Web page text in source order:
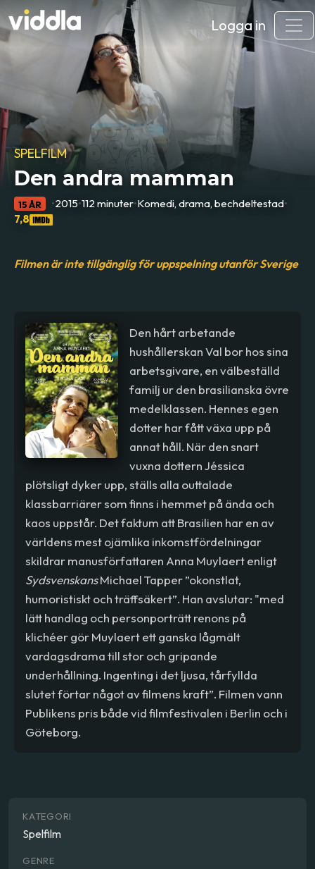
Logga in
SPELFILM
Den andra mamman
15 ÅR •2015•112 minuter•Komedi, drama, bechdeltestad•
7,8
Filmen är inte tillgänglig för uppspelning utanför Sverige
Den hårt arbetande
hushållerskan Val bor hos sina
arbetsgivare, en välbeställd
familj ur den brasilianska övre
medelklassen. Hennes egen
dotter har fått växa upp på
annat håll. När den snart
vuxna dottern Jéssica
plötsligt dyker upp, ställs alla outtalade
klassbarriärer som finns i hemmet på ända och
kaos uppstår. Det faktum att Brasilien har en av
världens mest ojämlika inkomstfördelningar
skildrar manusförfattaren Anna Muylaert enligt
SydsvenskansMichael Tapper ”okonstlat,
humoristiskt och träffsäkert”. Han avslutar: "med
lätt handlag och personporträtt renons på
klichéer gör Muylaert ett ganska lågmält
vardagsdrama till stor och gripande
underhållning. Ingenting i det ljusa, tårfyllda
slutet förtar något av filmens kraft”. Filmen vann
Publikens pris både vid filmfestivalen i Berlin och i
Göteborg.
KATEGORI
Spelfilm
GENRE